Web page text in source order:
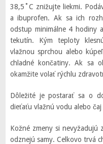
38,5˚C znižujte liekmi.
a ibuprofen. Ak sa ich
odstup minimálne 4 hodiny
tekutín. Kým teploty
vlažnou sprchou alebo
chladné končatiny. Ak sa
okamžite volať rýchlu
Dôležité je postarať sa o
dieťaťu vlažnú vodu alebo
Kožné zmeny si
odznejú samy. Celkovo trvá